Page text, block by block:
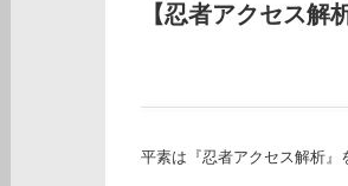
【忍者アクセス
平素は『忍者アクセス解析』